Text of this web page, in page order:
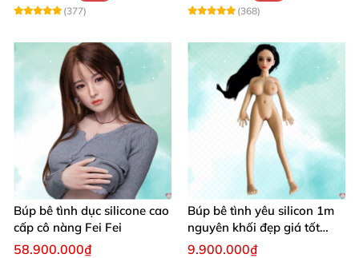
(377)
(368)
Búp bê tình dục silicone cao
cấp cô nàng Fei Fei
58.900.000₫
Búp bê tình yêu silicon 1m
nguyên khối đẹp giá tốt
giao nhanh
9.900.000₫